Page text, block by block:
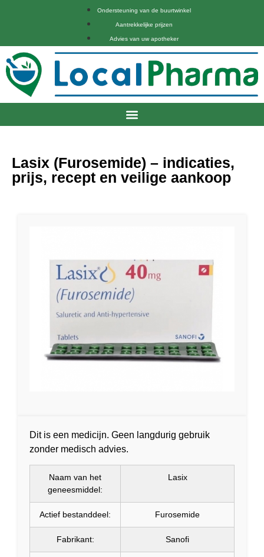
Ondersteuning van de buurtwinkel
Aantrekkelijke prijzen
Advies van uw apotheker
Lasix (Furosemide) – indicaties,
prijs, recept en veilige aankoop
Dit is een medicijn. Geen langdurig gebruik
zonder medisch advies.
Naam van het
geneesmiddel:
Lasix
Actief bestanddeel: Furosemide
Fabrikant: Sanofi